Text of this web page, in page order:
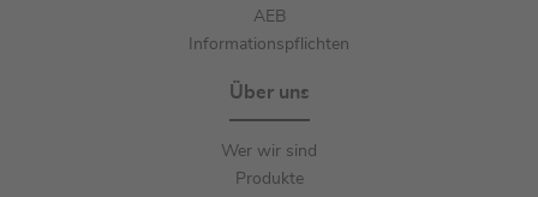
AEB
Informationspflichten
Über uns
Wer wir sind
Produkte